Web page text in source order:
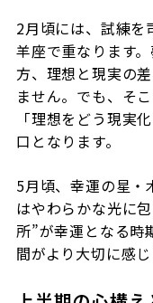
2月頃には、試練を
羊座で重なります
方、理想と現実の
ません。でも、そ
「理想をどう現実
口となります。
5月頃、幸運の星・
はやわらかな光に
所”が幸運となる時
間がより大切に感じ